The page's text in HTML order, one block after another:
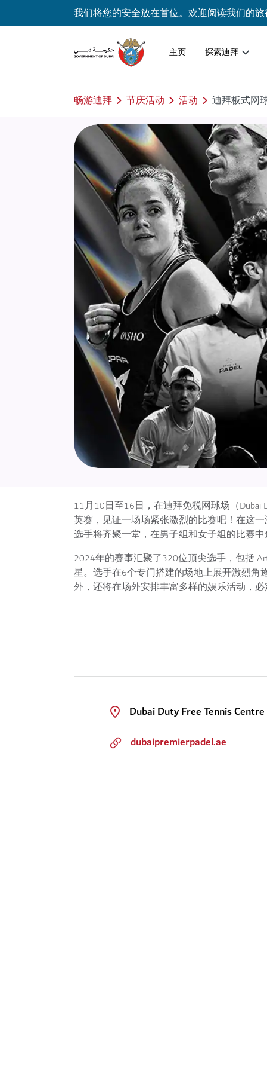
我们将您的安全放在首位。 欢迎阅读我们的
主页 探索迪拜
畅游迪拜 节庆活动 活动 迪拜板式网
11月10日至16日，在迪拜免税网球场（Dubai
英赛，见证一场场紧张激烈的比赛吧！在这
选手将齐聚一堂，在男子组和女子组的比赛
2024年的赛事汇聚了320位顶尖选手，包括
星。选手在6个专门搭建的场地上展开激烈
外，还将在场外安排丰富多样的娱乐活动，
Dubai Duty Free Tennis Centre
dubaipremierpadel.ae